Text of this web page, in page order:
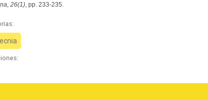
26(1) , pp. 233-235.